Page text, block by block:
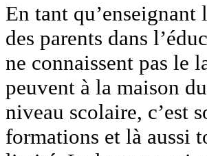
En tant
des parents dans
ne connaissent pas le
peuvent à la maison
niveau scolaire, c’est
formations et là aussi